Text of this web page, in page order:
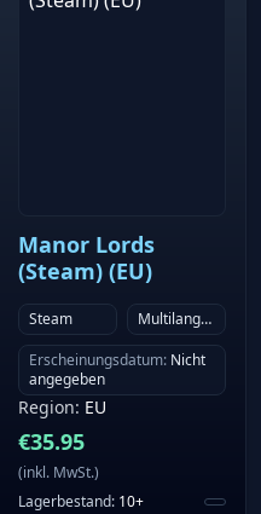
Manor Lords
(Steam) (EU)
Steam
Multilanguage
Erscheinungsdatum: Nicht
angegeben
Region: EU
€35.95
(inkl. MwSt.)
Lagerbestand: 10+